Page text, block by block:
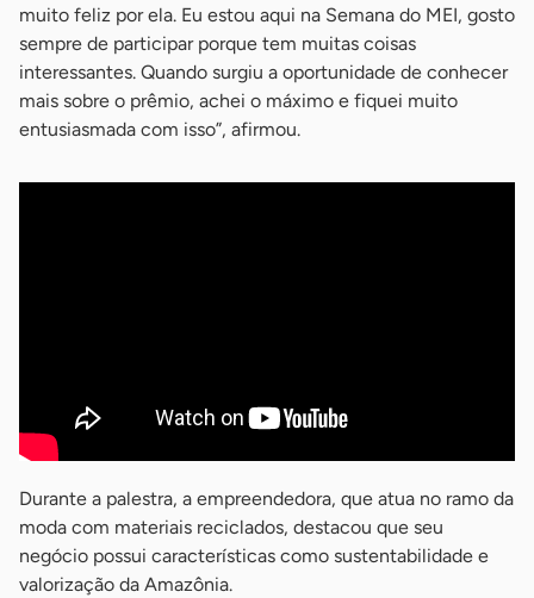
muito feliz por ela. Eu estou aqui na Semana do MEI, gosto
sempre de participar porque tem muitas coisas
interessantes. Quando surgiu a oportunidade de conhecer
mais sobre o prêmio, achei o máximo e fiquei muito
entusiasmada com isso”, afirmou.
Durante a palestra, a empreendedora, que atua no ramo da
moda com materiais reciclados, destacou que seu
negócio possui características como sustentabilidade e
valorização da Amazônia.